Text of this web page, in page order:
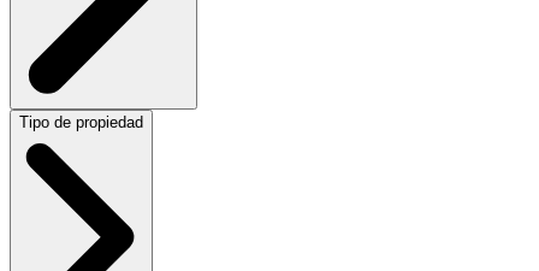
Tipo de propiedad